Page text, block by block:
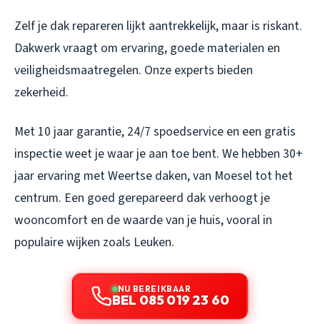
Zelf je dak repareren lijkt aantrekkelijk, maar is riskant.
Dakwerk vraagt om ervaring, goede materialen en
veiligheidsmaatregelen. Onze experts bieden
zekerheid.
Met 10 jaar garantie, 24/7 spoedservice en een gratis
inspectie weet je waar je aan toe bent. We hebben 30+
jaar ervaring met Weertse daken, van Moesel tot het
centrum. Een goed gerepareerd dak verhoogt je
wooncomfort en de waarde van je huis, vooral in
populaire wijken zoals Leuken.
NU BEREIKBAAR
BEL 085 019 23 60